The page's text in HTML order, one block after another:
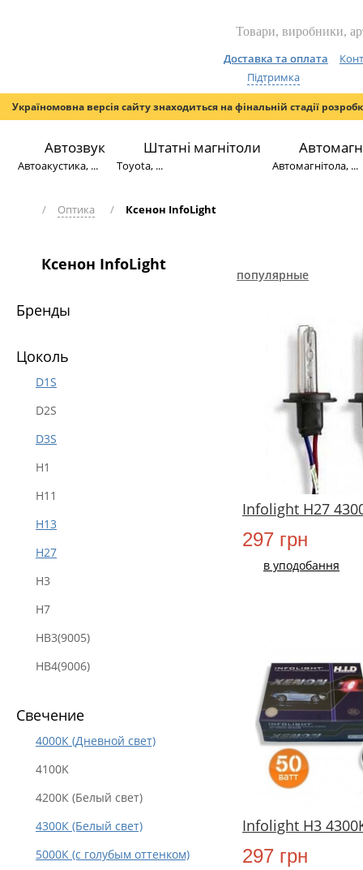
Доставка та оплата
Підтримка
Україномовна версія сайту знаходиться на фінальній стадії
Автозвук
Автоакустика, ...
Штатні магнітоли
Toyota, ... Автомагнітола, ...
/ Оптика / Ксенон InfoLight
Ксенон InfoLight
Бренды
Цоколь
D1S
D2S
D3S
H1
H11
H13
H27
H3
H7
HB3(9005)
HB4(9006)
Свечение
4000К (Дневной свет)
4100K
4200К (Белый свет)
4300К (Белый свет)
5000К (с голубым оттенком)
популярные
Infolight H27
297 грн
в уподобання
Infolight H3
297 грн